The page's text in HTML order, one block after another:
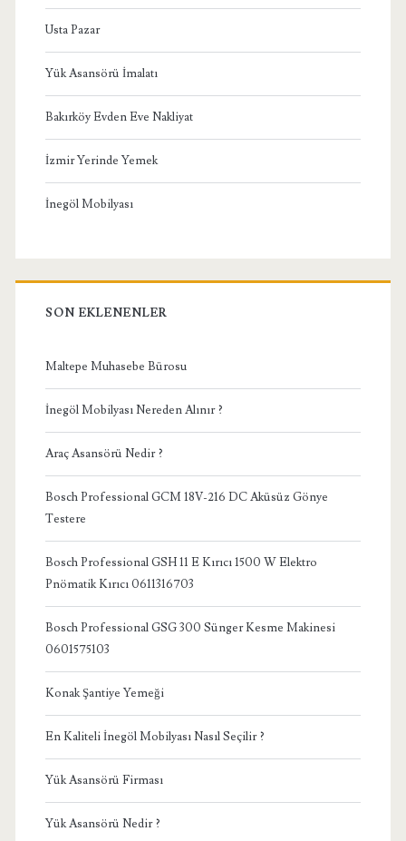
Usta Pazar
Yük Asansörü İmalatı
Bakırköy Evden Eve Nakliyat
İzmir Yerinde Yemek
İnegöl Mobilyası
SON EKLENENLER
Maltepe Muhasebe Bürosu
İnegöl Mobilyası Nereden Alınır ?
Araç Asansörü Nedir ?
Bosch Professional GCM 18V-216 DC Aküsüz Gönye
Testere
Bosch Professional GSH 11 E Kırıcı 1500 W Elektro
Pnömatik Kırıcı 0611316703
Bosch Professional GSG 300 Sünger Kesme Makinesi
0601575103
Konak Şantiye Yemeği
En Kaliteli İnegöl Mobilyası Nasıl Seçilir ?
Yük Asansörü Firması
Yük Asansörü Nedir ?